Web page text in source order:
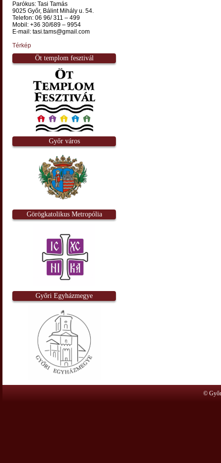
Parókus: Tasi Tamás
9025 Győr, Bálint Mihály u. 54.
Telefon: 06 96/ 311 – 499
Mobil: +36 30/689 – 9954
E-mail: tasi.tams@gmail.com
Térkép
Öt templom fesztivál
Győr város
Görögkatolikus Metropólia
Győri Egyházmegye
©